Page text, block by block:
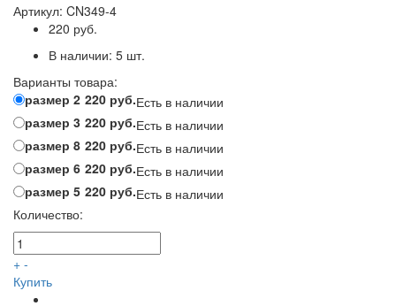
Артикул: CN349-4
220 руб.
В наличии: 5 шт.
Варианты товара:
размер 2 220 руб.Есть в наличии
размер 3 220 руб.Есть в наличии
размер 8 220 руб.Есть в наличии
размер 6 220 руб.Есть в наличии
размер 5 220 руб.Есть в наличии
Количество:
+ -
Купить